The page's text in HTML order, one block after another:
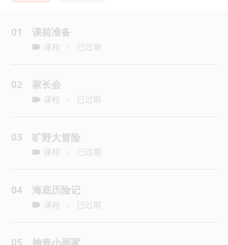
01 课前准备
课程 已过期
02 家长会
课程 已过期
03 旷野大冒险
课程 已过期
04 海底历险记
课程 已过期